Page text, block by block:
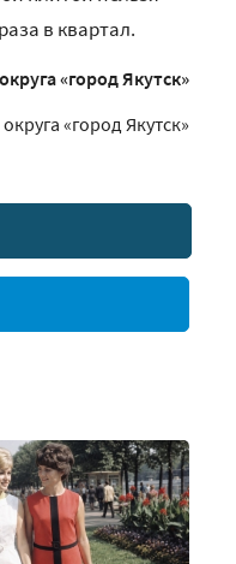
в квартал.
«город Якутск»
«город Якутск»